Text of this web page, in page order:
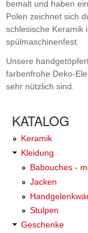
bemalt und haben
Polen zeichnet sich
schlesische Keramik
spülmaschinenfest.
Unsere
farbenfrohe Deko-
sehr nützlich sind.
KATALOG
Keramik
Kleidung
Babouches -
Jacken
Stulpen
Geschenke